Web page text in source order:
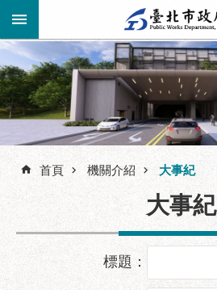
跳到主要內容區塊
進
階
公
告
資
訊
服
首頁 機關介紹 大事紀
大事紀
標題：